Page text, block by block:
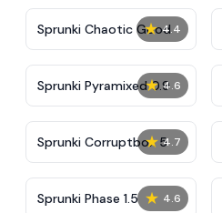
★ 4.4
Sprunki Chaotic Good
★ 4.6
Sprunki Pyramixed 0.9
★ 4.7
Sprunki Corruptbox 5
★ 4.6
Sprunki Phase 1.5